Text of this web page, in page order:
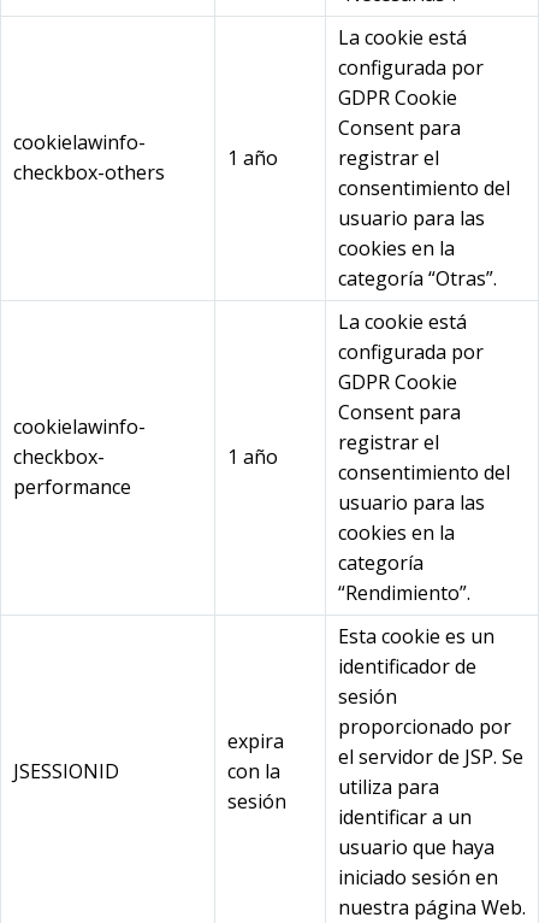
cookielawinfo-
checkbox-others
1 año
La cookie está
configurada por
GDPR Cookie
Consent para
registrar el
consentimiento del
usuario para las
cookies en la
categoría “Otras”.
cookielawinfo-
checkbox-
performance
1 año
La cookie está
configurada por
GDPR Cookie
Consent para
registrar el
consentimiento del
usuario para las
cookies en la
categoría
“Rendimiento”.
JSESSIONID
expira
con la
sesión
Esta cookie es un
identificador de
sesión
proporcionado por
el servidor de JSP. Se
utiliza para
identificar a un
usuario que haya
iniciado sesión en
nuestra página Web.